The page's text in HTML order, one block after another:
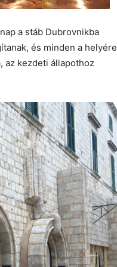
a stáb Dubrovnikba
és minden a helyére
az kezdeti állapothoz